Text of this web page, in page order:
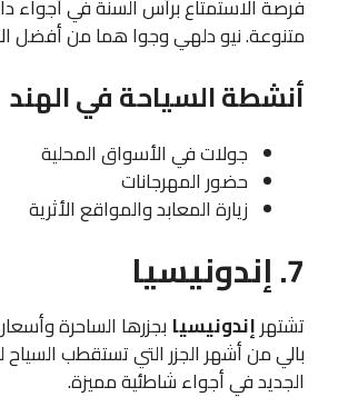
فرصة الاستمتاع برأس السنة في أجواء
متنوعة. نيو دلهي وجوا هما من أفضل
أنشطة السياحة في الهند
جولات في الأسواق المحلية
حضور المهرجانات
زيارة المعابد والمواقع الأثرية
7. إندونيسيا
تشتهرإندونيسيا بجزرها الساحرة
بالي من أشهر الجزر التي تستقطب السياح
الجديد في أجواء شاطئية مميزة.